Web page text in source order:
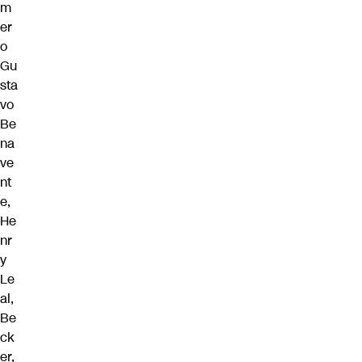
m
er
o
Gu
sta
vo
Be
na
ve
nt
e,
He
nr
y
Le
al,
Be
ck
er,